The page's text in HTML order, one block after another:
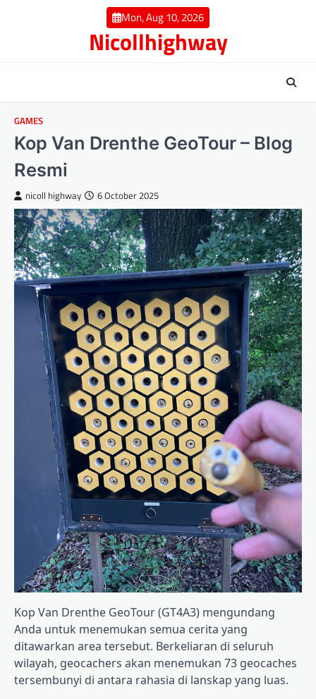
Mon, Aug 10, 2026
Nicollhighway
GAMES
Kop Van Drenthe GeoTour – Blog
Resmi
nicoll highway 6 October 2025
Kop Van Drenthe GeoTour (GT4A3) mengundang
Anda untuk menemukan semua cerita yang
ditawarkan area tersebut. Berkeliaran di seluruh
wilayah, geocachers akan menemukan 73 geocaches
tersembunyi di antara rahasia di lanskap yang luas.